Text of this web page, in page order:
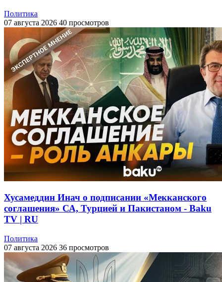
Политика
07 августа 2026 40 просмотров
Хусамеддин Инач о подписании «Мекканского
соглашения» СА, Турцией и Пакистаном - Baku
TV | RU
Политика
07 августа 2026 36 просмотров